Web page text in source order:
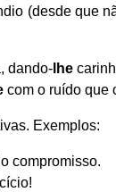
(desde que
dando- lhe
com o ruído que
Exemplos:
compromisso.